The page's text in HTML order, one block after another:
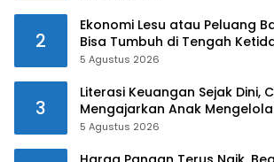
2
Ekonomi Lesu atau Peluang
Bisa Tumbuh di Tengah
5 Agustus 2026
3
Literasi Keuangan Sejak Dini,
Mengajarkan Anak
5 Agustus 2026